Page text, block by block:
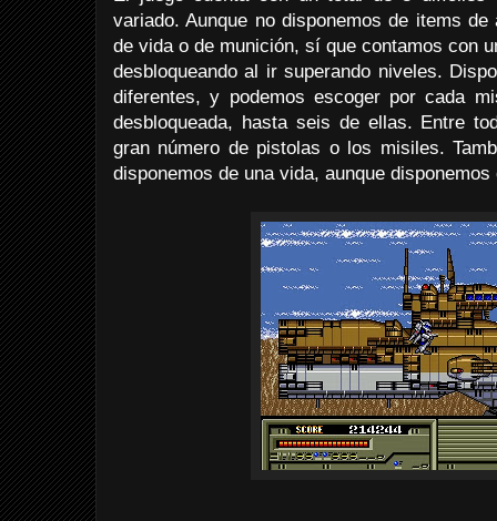
variado. Aunque no disponemos de items
de vida o de munición, sí que contamos con
desbloqueando al ir superando niveles.
diferentes, y podemos escoger por cada
desbloqueada, hasta seis de ellas. Entre
gran número de pistolas o los misiles.
disponemos de una vida, aunque